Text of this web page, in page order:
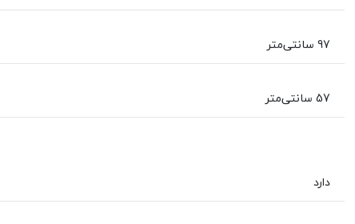
97 سانتی‌متر
57 سانتی‌متر
دارد